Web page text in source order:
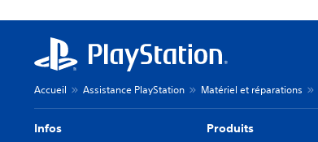
Accueil Assistance PlayStation Matériel et réparations
Infos Produits